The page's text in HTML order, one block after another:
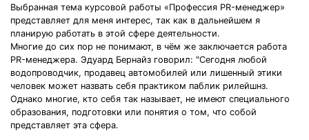
Выбранная тема курсовой работы «Профессия PR-менеджер»
представляет для меня интерес, так как в дальнейшем я
планирую работать в этой сфере деятельности.
Многие до сих пор не понимают, в чём же заключается работа
PR-менеджера. Эдуард Бернайз говорил: "Сегодня любой
водопроводчик, продавец автомобилей или лишенный этики
человек может назвать себя практиком паблик рилейшнз.
Однако многие, кто себя так называет, не имеют специального
образования, подготовки или понятия о том, что собой
представляет эта сфера.